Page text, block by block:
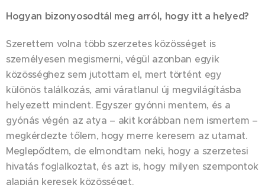
Hogyan bizonyosodtál meg arról, hogy itt a helyed?
Szerettem volna több szerzetes közösséget is
személyesen megismerni, végül azonban egyik
közösséghez sem jutottam el, mert történt egy
különös találkozás, ami váratlanul új megvilágításba
helyezett mindent. Egyszer gyónni mentem, és a
gyónás végén az atya – akit korábban nem ismertem –
megkérdezte tőlem, hogy merre keresem az utamat.
Meglepődtem, de elmondtam neki, hogy a szerzetesi
hivatás foglalkoztat, és azt is, hogy milyen szempontok
alapján keresek közösséget.